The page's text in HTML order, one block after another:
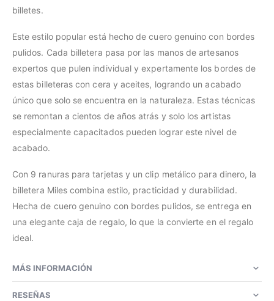
billetes.
Este estilo popular está hecho de cuero genuino con bordes
pulidos. Cada billetera pasa por las manos de artesanos
expertos que pulen individual y expertamente los bordes de
estas billeteras con cera y aceites, logrando un acabado
único que solo se encuentra en la naturaleza. Estas técnicas
se remontan a cientos de años atrás y solo los artistas
especialmente capacitados pueden lograr este nivel de
acabado.
Con 9 ranuras para tarjetas y un clip metálico para dinero, la
billetera Miles combina estilo, practicidad y durabilidad.
Hecha de cuero genuino con bordes pulidos, se entrega en
una elegante caja de regalo, lo que la convierte en el regalo
ideal.
MÁS INFORMACIÓN
RESEÑAS